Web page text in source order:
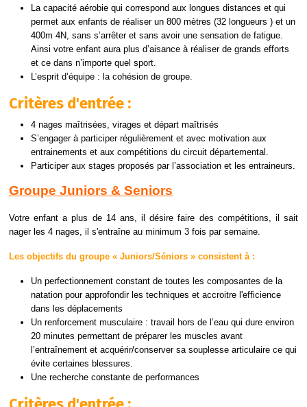
La capacité aérobie qui correspond aux longues distances et qui
permet aux enfants de réaliser un 800 mètres (32 longueurs ) et un
400m 4N, sans s’arrêter et sans avoir une sensation de fatigue.
Ainsi votre enfant aura plus d’aisance à réaliser de grands efforts
et ce dans n’importe quel sport.
L’esprit d’équipe : la cohésion de groupe.
Critères d'entrée :
4 nages maîtrisées, virages et départ maîtrisés
S’engager à participer régulièrement et avec motivation aux
entrainements et aux compétitions du circuit départemental.
Participer aux stages proposés par l’association et les entraineurs.
Groupe Juniors & Seniors
Votre enfant a plus de 14 ans, il désire faire des compétitions, il sait
nager les 4 nages, il s'entraîne au minimum 3 fois par semaine.
Les objectifs du groupe « Juniors/Séniors » consistent à :
Un perfectionnement constant de toutes les composantes de la
natation pour approfondir les techniques et accroitre l'efficience
dans les déplacements
Un renforcement musculaire : travail hors de l’eau qui dure environ
20 minutes permettant de préparer les muscles avant
l’entraînement et acquérir/conserver sa souplesse articulaire ce qui
évite certaines blessures.
Une recherche constante de performances